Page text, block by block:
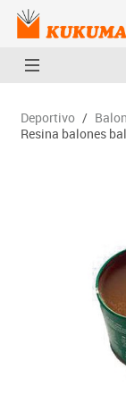
Deportivo /
Resina balones